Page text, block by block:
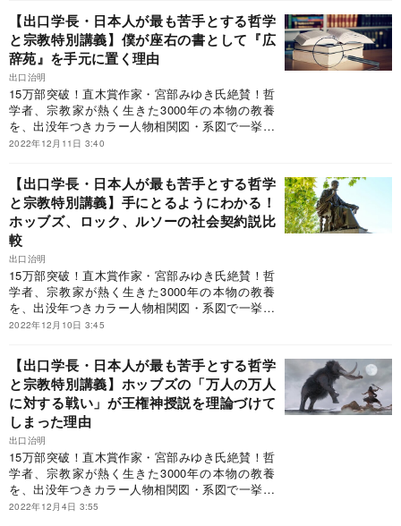
らおう。
直木賞作家）「読み終わったら、西洋と東洋の哲
学と宗教の大河を怒濤とともに下ったような快い
疲労感が残る。世界に初めて登場した名著であ
る」◎大手ベテラン書店員「百年残る王道の一
冊」◎東原敏昭氏（日立製作所会長）「最近、何
か起きたときに必ずひもとく一冊」（日経新聞リ
ーダー本棚）と評した究極の一冊だがこの本、A5
判ハードカバー、468ページ、2400円＋税という
近年稀に見るスケールの本で、巷では「鈍器本」
らおう。
手とする「哲学と宗教」の全史を初めて体系的に
解説！「ビジネス書大賞2020」特別賞（ビジネス
教養部門）受賞！◎宮部みゆき氏（直木賞作家）
「本書を読まなくても単位を落とすことはありま
せんが、よりよく生きるために必要な大切なもの
を落とす可能性はあります」◎池谷裕二氏（東京
大学教授・脳研究者）「初心者でも知の大都市で
路頭に迷わないよう、周到にデザインされ、読者
を思索の快楽へと誘う。世界でも選ばれた人にし
直木賞作家）「読み終わったら、西洋と東洋の哲
学と宗教の大河を怒濤とともに下ったような快い
疲労感が残る。世界に初めて登場した名著であ
る」◎大手ベテラン書店員「百年残る王道の一
冊」◎東原敏昭氏（日立製作所会長）「最近、何
か起きたときに必ずひもとく一冊」（日経新聞リ
ーダー本棚）と評した究極の一冊だがこの本、A5
判ハードカバー、468ページ、2400円＋税という
近年稀に見るスケールの本で、巷では「鈍器本」
といわれている。“現代の知の巨人”に、本書を抜
粋しながら、哲学と宗教のツボについて語っても
【出口学長・日本人が最も苦手とする哲学
と宗教特別講義】僕が座右の書として『広
辞苑』を手元に置く理由
出口治明
15万部突破！直木賞作家・宮部みゆき氏絶賛！哲
学者、宗教家が熱く生きた3000年の本物の教養
を、出没年つきカラー人物相関図・系図で一挙紹
介！世界1200都市を訪れ、1万冊超を読破した“現
手とする「哲学と宗教」の全史を初めて体系的に
解説！「ビジネス書大賞2020」特別賞（ビジネス
教養部門）受賞！◎宮部みゆき氏（直木賞作家）
「本書を読まなくても単位を落とすことはありま
せんが、よりよく生きるために必要な大切なもの
を落とす可能性はあります」◎池谷裕二氏（東京
大学教授・脳研究者）「初心者でも知の大都市で
路頭に迷わないよう、周到にデザインされ、読者
を思索の快楽へと誘う。世界でも選ばれた人にし
か書けない稀有な本」◎なかにし礼氏（作詞家・
直木賞作家）「読み終わったら、西洋と東洋の哲
疲労感が残る。世界に初めて登場した名著であ
る」◎大手ベテラン書店員「百年残る王道の一
冊」◎東原敏昭氏（日立製作所会長）「最近、何
か起きたときに必ずひもとく一冊」（日経新聞リ
ーダー本棚）と評した究極の一冊だがこの本、A5
判ハードカバー、468ページ、2400円＋税という
近年稀に見るスケールの本で、巷では「鈍器本」
といわれている。“現代の知の巨人”に、本書を抜
粋しながら、哲学と宗教のツボについて語っても
らおう。
2022年12月11日 3:40
【出口学長・日本人が最も苦手とする哲学
と宗教特別講義】手にとるようにわかる！
ホッブズ、ロック、ルソーの社会契約説比
較
出口治明
15万部突破！直木賞作家・宮部みゆき氏絶賛！哲
学者、宗教家が熱く生きた3000年の本物の教養
を、出没年つきカラー人物相関図・系図で一挙紹
介！世界1200都市を訪れ、1万冊超を読破した“現
手とする「哲学と宗教」の全史を初めて体系的に
解説！「ビジネス書大賞2020」特別賞（ビジネス
教養部門）受賞！◎宮部みゆき氏（直木賞作家）
「本書を読まなくても単位を落とすことはありま
せんが、よりよく生きるために必要な大切なもの
を落とす可能性はあります」◎池谷裕二氏（東京
大学教授・脳研究者）「初心者でも知の大都市で
路頭に迷わないよう、周到にデザインされ、読者
を思索の快楽へと誘う。世界でも選ばれた人にし
か書けない稀有な本」◎なかにし礼氏（作詞家・
直木賞作家）「読み終わったら、西洋と東洋の哲
2022年12月10日 3:45
【出口学長・日本人が最も苦手とする哲学
と宗教特別講義】ホッブズの「万人の万人
に対する戦い」が王権神授説を理論づけて
しまった理由
出口治明
15万部突破！直木賞作家・宮部みゆき氏絶賛！哲
学者、宗教家が熱く生きた3000年の本物の教養
を、出没年つきカラー人物相関図・系図で一挙紹
介！世界1200都市を訪れ、1万冊超を読破した“現
2022年12月4日 3:55